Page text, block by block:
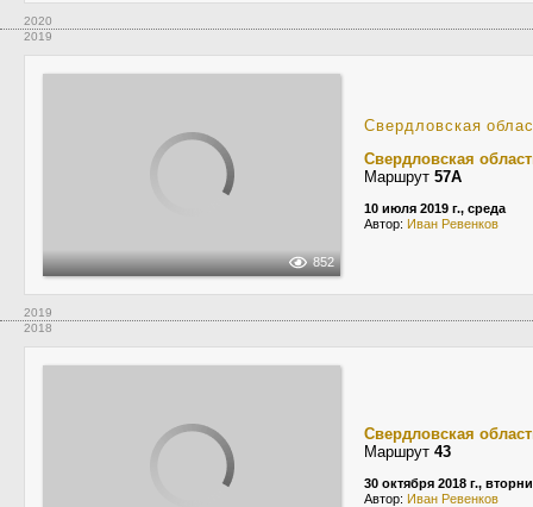
2020
2019
852
Свердловская
Свердловская
Маршрут 57А
10 июля 2019 г., среда
Автор: Иван Ревенков
2019
2018
Свердловская
Маршрут 43
30 октября 2018 г.,
Автор: Иван Ревенков